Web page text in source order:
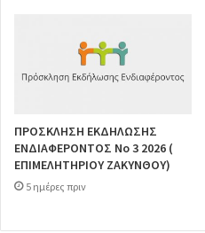
ΠΡΟΣΚΛΗΣΗ ΕΚΔΗΛΩΣΗΣ
ΕΝΔΙΑΦΕΡΟΝΤΟΣ Νο 3 2026 (
ΕΠΙΜΕΛΗΤΗΡΙΟΥ ΖΑΚΥΝΘΟΥ)
5 ημέρες πριν